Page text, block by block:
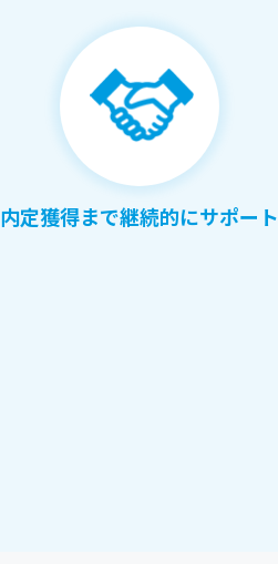
内定獲得まで継続的にサポート